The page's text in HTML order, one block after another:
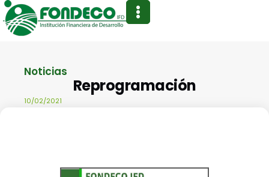
Noticias
Reprogramación
10/02/2021